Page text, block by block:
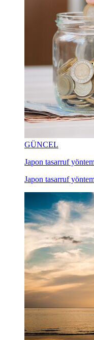
GÜNCEL
Japon tasarruf
Japon tasarruf